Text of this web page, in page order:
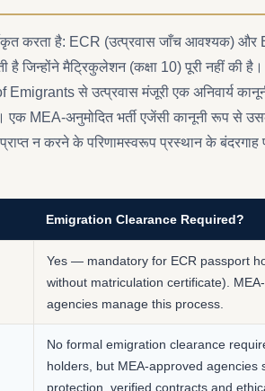
करता है: ECR (उत्प्रवास जाँच आवश्यक)
जिन्होंने मैट्रिकुलेशन (कक्षा 10) पूरी नहीं की है।
Emigrants से उत्प्रवास मंजूरी एक अनिवार्य
एक MEA-अनुमोदित भर्ती एजेंसी कानूनी रूप से
न करने के परिणामस्वरूप प्रस्थान के बंदरगाह पर
Emigration Clearance Required?
Yes — mandatory for ECR passport
without matriculation certificate).
agencies manage this process.
No formal emigration clearance
holders, but MEA-approved agencies
protection, verified contracts and